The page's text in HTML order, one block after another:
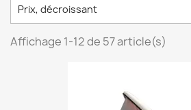
Prix, décroissant
Affichage 1-12 de 57 article(s)